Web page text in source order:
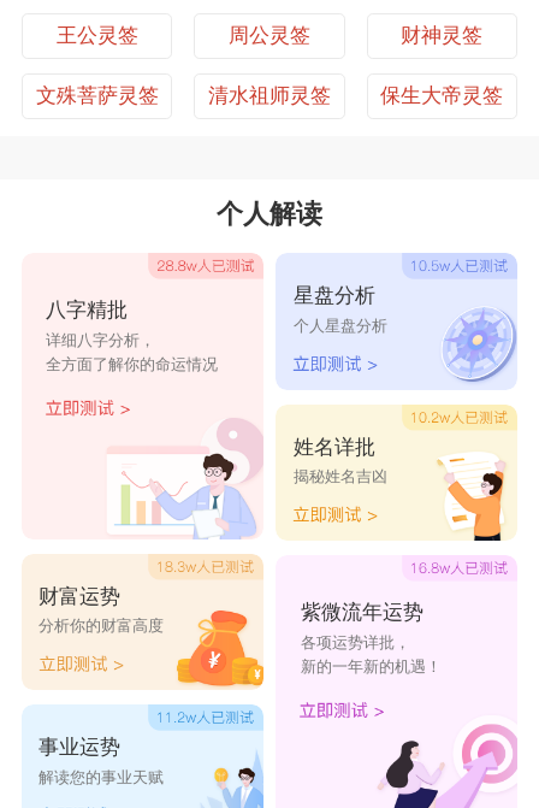
向，对你来说都是不利的。
保生大帝灵签第43签 保生大帝灵签第44签
保生大帝灵签第45签 保生大帝灵签第46签
保生大帝灵签第47签 保生大帝灵签第48签
保生大帝灵签第49签 保生大帝灵签第50签
保生大帝灵签第51签 保生大帝灵签第52签
保生大帝灵签第53签 保生大帝灵签第54签
保生大帝灵签第55签 保生大帝灵签第56签
保生大帝灵签第57签 保生大帝灵签第58签
保生大帝灵签第59签 保生大帝灵签第60签
保生大帝灵签第61签
保生大帝灵签第63签 保生大帝灵签第64签
保生大帝灵签第65签 保生大帝灵签第66签
王公灵签 周公灵签 财神灵签
文殊菩萨灵签 清水祖师灵签 保生大帝灵签
个人解读
八字精批
详细八字分析，
全方面了解你的命运情况
财富运势
分析你的财富高度
事业运势
解读您的事业天赋
星盘分析
个人星盘分析
姓名详批
揭秘姓名吉凶
紫微流年运势
各项运势详批，
新的一年新的机遇！